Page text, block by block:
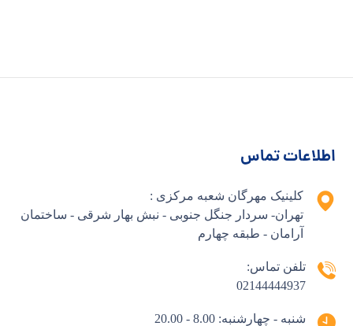
اطلاعات تماس
کلینیک مهرگان شعبه مرکزی :
تهران- سردار جنگل جنوبی - نبش بهار شرقی - ساختمان
آرامان - طبقه چهارم
تلفن تماس:
02144444937
شنبه - چهارشنبه: 8.00 - 20.00